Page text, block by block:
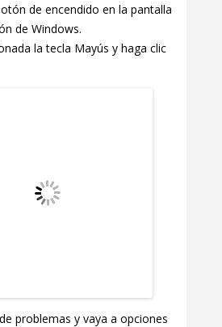
de encendido en la pantalla
de Windows.
la tecla Mayús y haga clic
problemas y vaya a opciones